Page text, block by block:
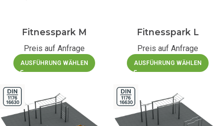
Fitnesspark M
Preis auf Anfrage
AUSFÜHRUNG WÄHLEN
Fitnesspark L
Preis auf Anfrage
AUSFÜHRUNG WÄHLEN